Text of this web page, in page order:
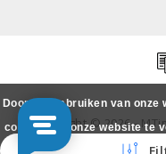
Copyright © 2026 -
Door het gebruiken van
cookies om onze website te